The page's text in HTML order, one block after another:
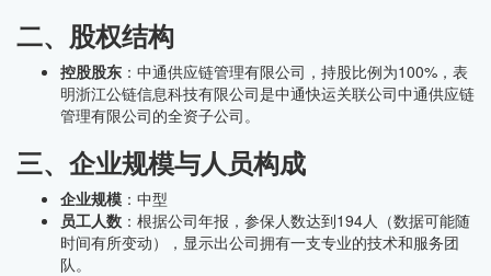
二、股权结构
控股股东 ：中通供应链管理有限公司，持股比例为100%，表
明浙江公链信息科技有限公司是中通快运关联公司中通供应链
管理有限公司的全资子公司。
三、企业规模与人员构成
企业规模 ：中型
员工人数 ：根据公司年报，参保人数达到194人（数据可能随
时间有所变动），显示出公司拥有一支专业的技术和服务团
队。